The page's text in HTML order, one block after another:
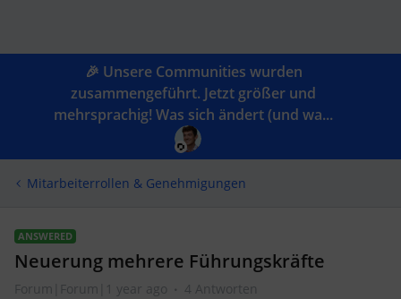
🎉 Unsere Communities wurden
zusammengeführt. Jetzt größer und
mehrsprachig! Was sich ändert (und wa...
Mitarbeiterrollen & Genehmigungen
ANSWERED
Neuerung mehrere Führungskräfte
Forum|Forum|1 year ago 4 Antworten